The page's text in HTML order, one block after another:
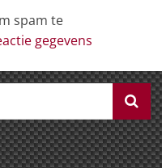
spam te
gegevens